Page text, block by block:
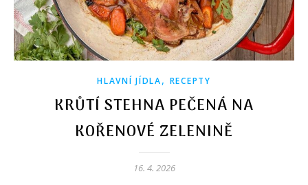
HLAVNÍ JÍDLA, RECEPTY
KRŮTÍ STEHNA PEČENÁ NA
KOŘENOVÉ ZELENINĚ
16. 4. 2026